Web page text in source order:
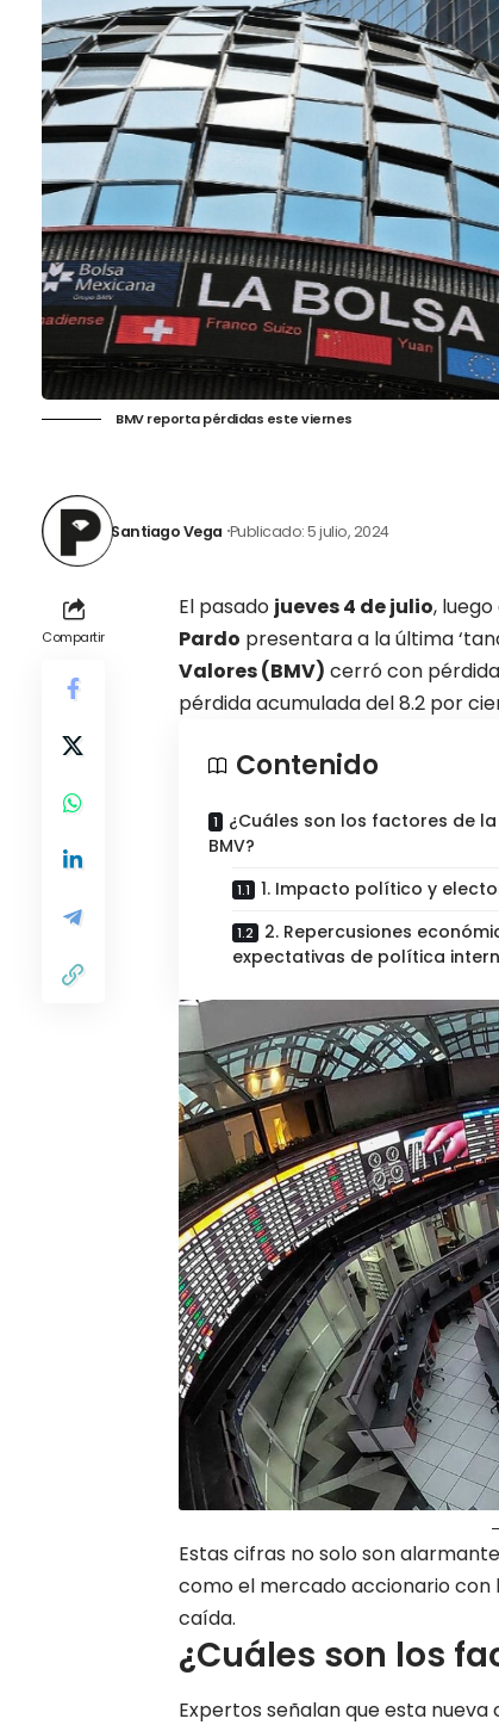
BMV reporta pérdidas este viernes
Santiago Vega Publicado: 5 julio, 2024
Compartir
El pasado jueves 4 de julio,
Pardo presentara a la última
Valores (BMV) cerró con
pérdida acumulada del 8.2 por
Contenido
¿Cuáles son los factores de
BMV?
1. Impacto político y
2. Repercusiones
expectativas de política
Estas cifras no solo son
como el mercado accionario con
caída.
¿Cuáles son los
Expertos señalan que esta